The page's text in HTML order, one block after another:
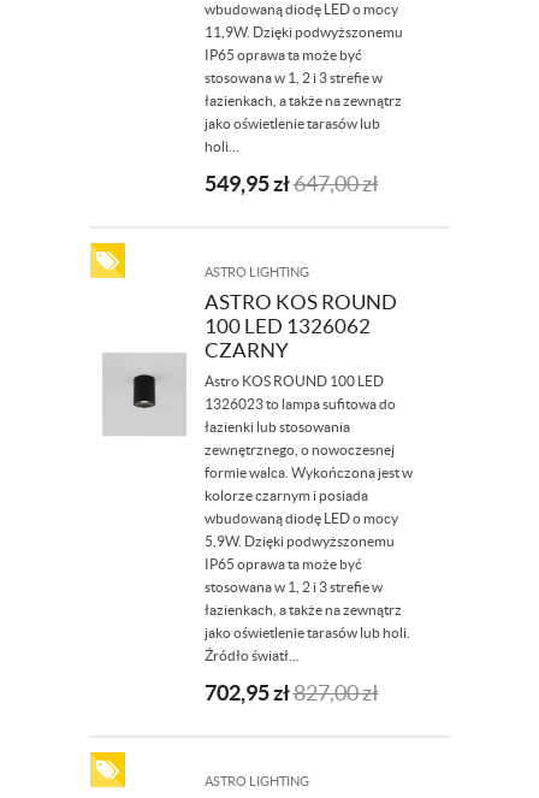
wbudowaną diodę LED o mocy
11,9W. Dzięki podwyższonemu
IP65 oprawa ta może być
stosowana w 1, 2 i 3 strefie w
łazienkach, a także na zewnątrz
jako oświetlenie tarasów lub
holi...
549,95zł647,00zł
ASTRO LIGHTING
ASTRO KOS ROUND
100 LED 1326062
CZARNY
Astro KOS ROUND 100 LED
1326023 to lampa sufitowa do
łazienki lub stosowania
zewnętrznego, o nowoczesnej
formie walca. Wykończona jest w
kolorze czarnym i posiada
wbudowaną diodę LED o mocy
5,9W. Dzięki podwyższonemu
IP65 oprawa ta może być
stosowana w 1, 2 i 3 strefie w
łazienkach, a także na zewnątrz
jako oświetlenie tarasów lub holi.
Źródło światł...
702,95zł827,00zł
ASTRO LIGHTING